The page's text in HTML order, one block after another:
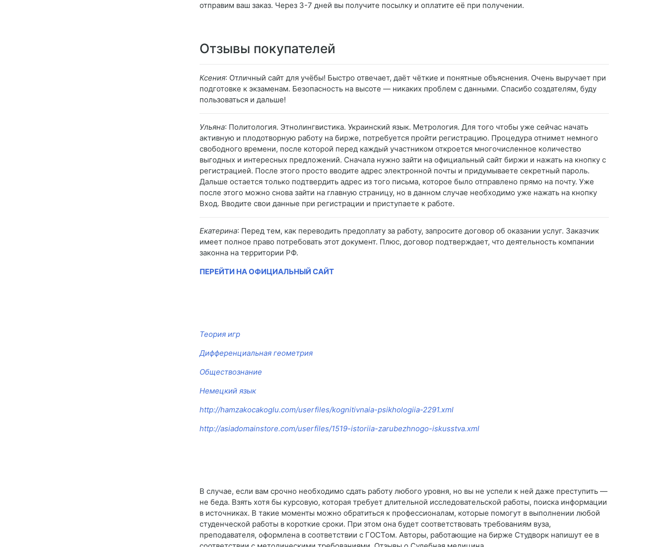
отправим ваш заказ. Через 3-7 дней вы получите посылку и оплатите её при получении.
Отзывы покупателей
Ксения: Отличный сайт для учёбы! Быстро отвечает, даёт чёткие и понятные объяснения. Очень выручает при
подготовке к экзаменам. Безопасность на высоте — никаких проблем с данными. Спасибо создателям, буду
пользоваться и дальше!
Ульяна: Политология. Этнолингвистика. Украинский язык. Метрология. Для того чтобы уже сейчас начать
активную и плодотворную работу на бирже, потребуется пройти регистрацию. Процедура отнимет немного
свободного времени, после которой перед каждый участником откроется многочисленное количество
выгодных и интересных предложений. Сначала нужно зайти на официальный сайт биржи и нажать на кнопку с
регистрацией. После этого просто вводите адрес электронной почты и придумываете секретный пароль.
Дальше остается только подтвердить адрес из того письма, которое было отправлено прямо на почту. Уже
после этого можно снова зайти на главную страницу, но в данном случае необходимо уже нажать на кнопку
Вход. Вводите свои данные при регистрации и приступаете к работе.
Екатерина: Перед тем, как переводить предоплату за работу, запросите договор об оказании услуг. Заказчик
имеет полное право потребовать этот документ. Плюс, договор подтверждает, что деятельность компании
законна на территории РФ.
ПЕРЕЙТИ НА ОФИЦИАЛЬНЫЙ САЙТ
Теория игр
Дифференциальная геометрия
Обществознание
Немецкий язык
http://hamzakocakoglu.com/userfiles/kognitivnaia-psikhologiia-2291.xml
http://asiadomainstore.com/userfiles/1519-istoriia-zarubezhnogo-iskusstva.xml
В случае, если вам срочно необходимо сдать работу любого уровня, но вы не успели к ней даже преступить —
не беда. Взять хотя бы курсовую, которая требует длительной исследовательской работы, поиска информации
в источниках. В такие моменты можно обратиться к профессионалам, которые помогут в выполнении любой
студенческой работы в короткие сроки. При этом она будет соответствовать требованиям вуза,
преподавателя, оформлена в соответствии с ГОСТом. Авторы, работающие на бирже Студворк напишут ее в